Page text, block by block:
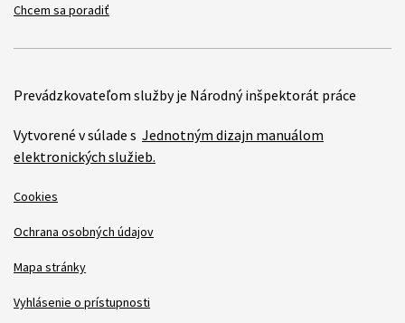
Chcem sa poradiť
Prevádzkovateľom služby je Národný inšpektorát práce
Vytvorené v súlade s Jednotným dizajn manuálom
elektronických služieb.
Cookies
Ochrana osobných údajov
Mapa stránky
Vyhlásenie o prístupnosti